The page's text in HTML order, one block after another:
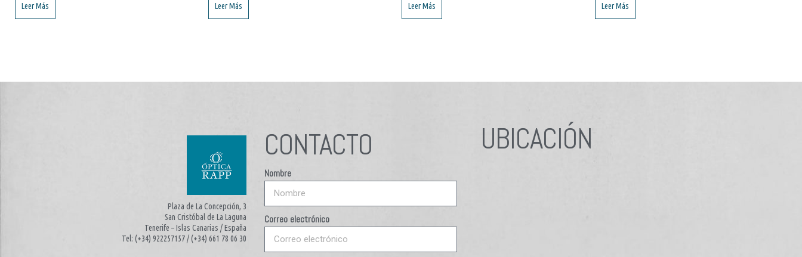
Leer Más Leer Más Leer Más Leer Más
Plaza de La Concepción, 3
San Cristóbal de La Laguna
Tenerife – Islas Canarias / España
Tel: (+34) 922257157 / (+34) 661 78 06 30
CONTACTO
Nombre
Correo electrónico
UBICACIÓN